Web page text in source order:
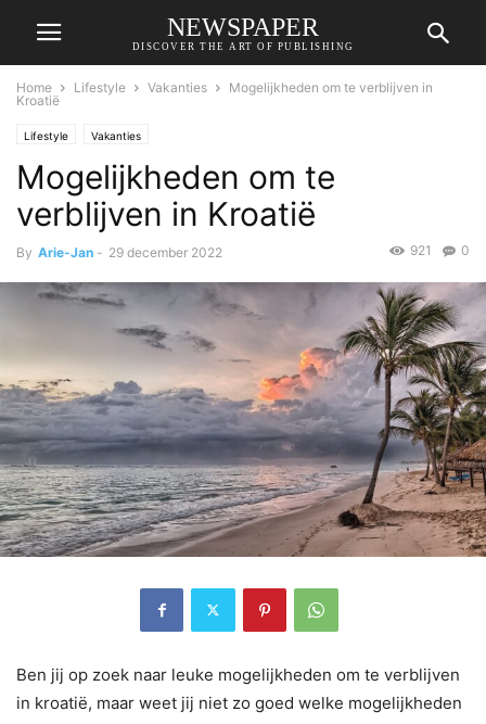
NEWSPAPER
DISCOVER THE ART OF PUBLISHING
Home Lifestyle Vakanties
Mogelijkheden om te verblijven in
Kroatië
Lifestyle Vakanties
Mogelijkheden om te
verblijven in Kroatië
By Arie-Jan - 29 december 2022 0
921
Ben jij op zoek naar leuke mogelijkheden om te verblijven
in kroatië, maar weet jij niet zo goed welke mogelijkheden